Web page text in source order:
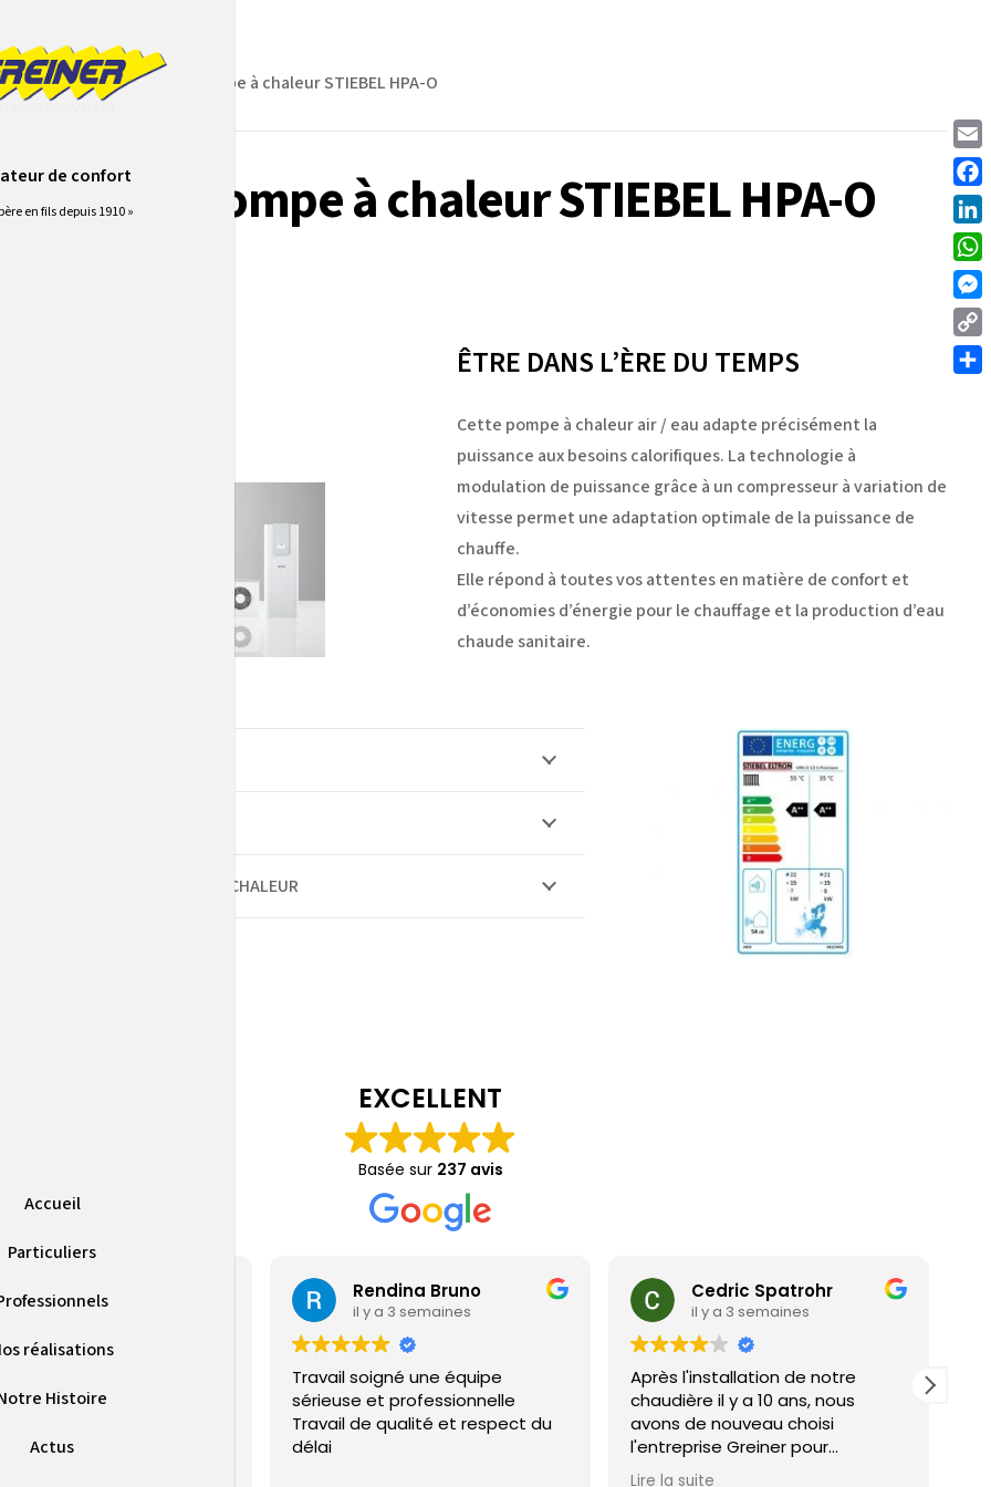
de confort
en fils depuis 1910 »
Accueil
Particuliers
réalisations
Histoire
Actus
Aérothermie Pompe à chaleur STIEBEL HPA-O
Pompe à chaleur STIEBEL HPA-O
ÊTRE DANS L’ÈRE DU TEMPS
Cette pompe à chaleur air / eau adapte précisément la
puissance aux besoins calorifiques. La technologie à
modulation de puissance grâce à un compresseur à variation de
vitesse permet une adaptation optimale de la puissance de
chauffe.
Elle répond à toutes vos attentes en matière de confort et
d’économies d’énergie pour le chauffage et la production d’eau
chaude sanitaire.
la brochure POMPE À CHALEUR
EXCELLENT
Basée sur 237 avis
Jérémy Gamain
il y a 4 jours
qualité
Rendina Bruno
il y a 3 semaines
Travail soigné une équipe
sérieuse et professionnelle
Travail de qualité et respect du
délai
Cedric Spatrohr
il y a 3 semaines
Après l'installation de notre
chaudière il y a 10 ans, nous
avons de nouveau choisi
l'entreprise Greiner pour
l'installation de notre
Lire la suite
Copy
Link